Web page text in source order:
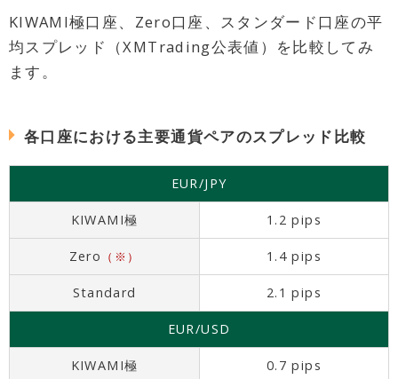
KIWAMI極口座、Zero口座、スタンダード口座の平
均スプレッド（XMTrading公表値）を比較してみ
ます。
各口座における主要通貨ペアのスプレッド比較
EUR/JPY
KIWAMI極 1.2 pips
Zero （※） 1.4 pips
Standard 2.1 pips
EUR/USD
KIWAMI極 0.7 pips